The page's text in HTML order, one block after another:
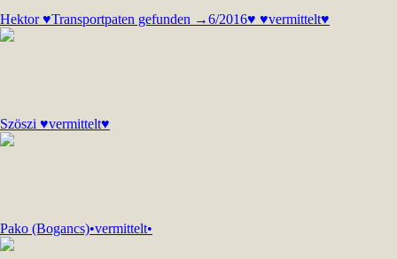
Hektor ♥Transportpaten gefunden →6/2016♥ ♥vermittelt♥
Szöszi ♥vermittelt♥
Pako (Bogancs)•vermittelt•